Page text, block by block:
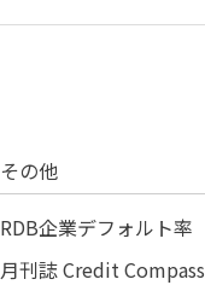
その他
RDB企業デフォルト率
月刊誌 Credit Compass